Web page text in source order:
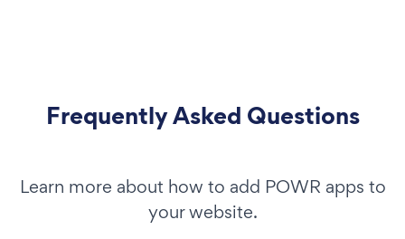
Frequently Asked Questions
Learn more about how to add POWR apps to
your website.